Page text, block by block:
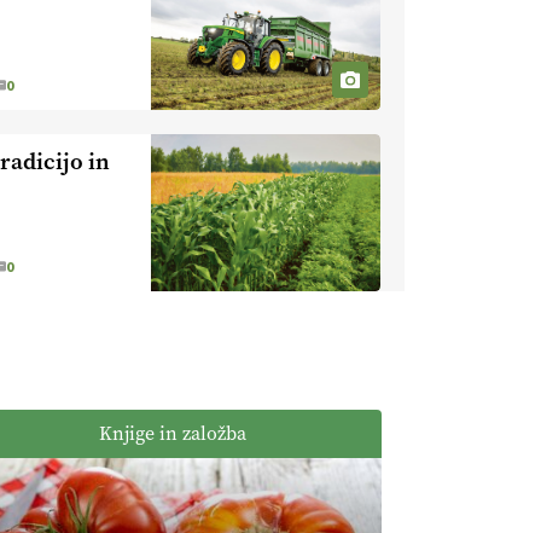
škropljenja?
EKOloško =
logično: ekološka
kmetija
ALTENBAHER
EKOloško =
logično:
ekološko
oljarstvo
MORGAN
EKOloško =
logično: ekološka
kmetija FREŠER
EKIPE
LIGA PRVAKOV:
UKRAJINA vs.
EVROPA
EKOloško =
logično: ekološka
0
in
0
Knjige in založba